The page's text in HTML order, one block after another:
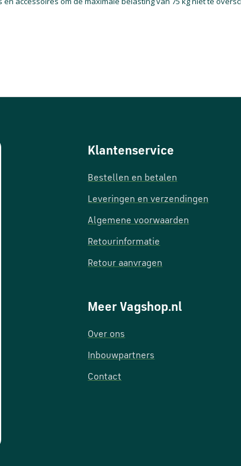
Klantenservice
Bestellen en betalen
Leveringen en verzendingen
Algemene voorwaarden
Retourinformatie
Retour aanvragen
Meer Vagshop.nl
Over ons
Inbouwpartners
Contact